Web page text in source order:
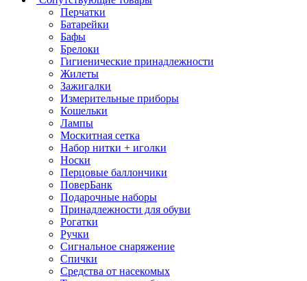
Перчатки
Батарейки
Бафы
Брелоки
Гигиенические принадлежности
Жилеты
Зажигалки
Измерительные приборы
Кошельки
Лампы
Москитная сетка
Набор нитки + иголки
Носки
Перцовые баллончики
ПоверБанк
Подарочные наборы
Принадлежности для обуви
Рогатки
Ручки
Сигнальное снаряжение
Спички
Средства от насекомых